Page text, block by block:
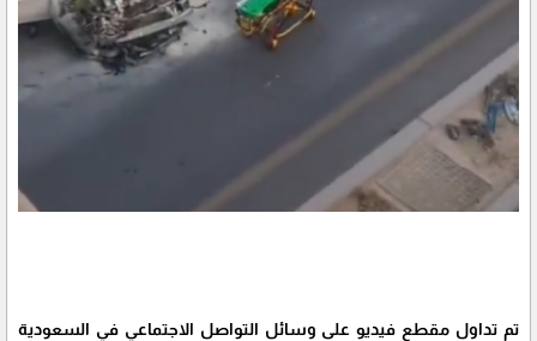
تم تداول مقطع فيديو على وسائل التواصل الاجتماعي في السعودية